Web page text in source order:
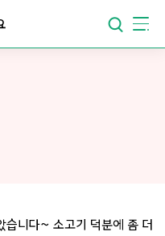
습니다~ 소고기 덕분에 좀 더